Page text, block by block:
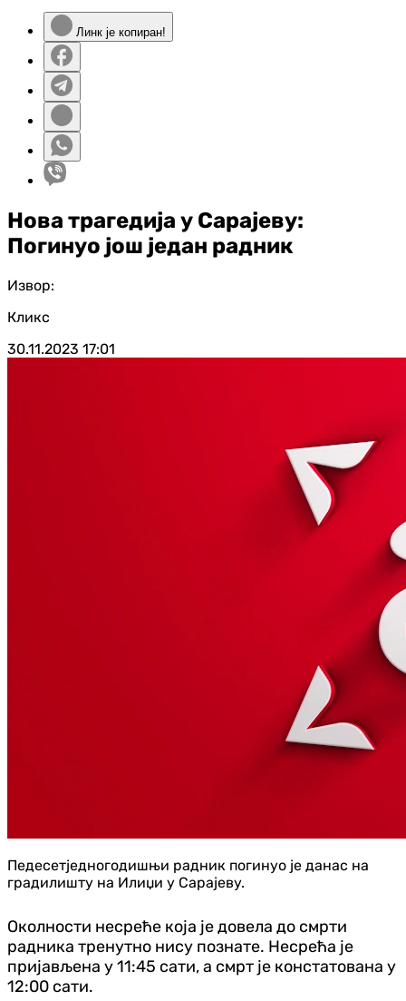
Линк је копиран!
Нова трагедија у Сарајеву:
Погинуо још један радник
Извор:
Кликс
30.11.2023 17:01
Педесетједногодишњи радник погинуо је данас на
градилишту на Илиџи у Сарајеву.
Околности несреће која је довела до смрти
радника тренутно нису познате. Несрећа је
пријављена у 11:45 сати, а смрт је констатована у
12:00 сати.